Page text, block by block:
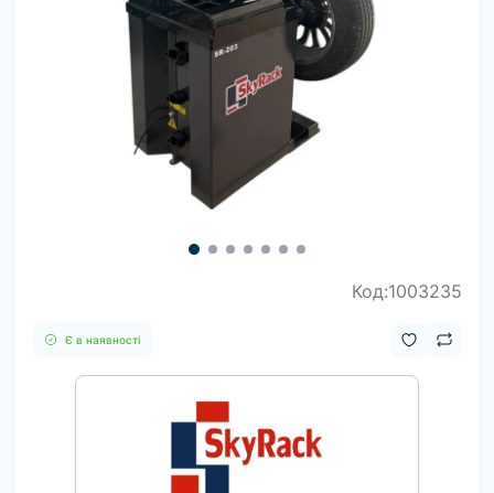
Код:1003235
Є в наявності